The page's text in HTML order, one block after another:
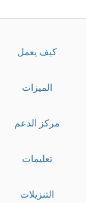
كيف يعمل
الميزات
مركز الدعم
تعليمات
التنزيلات